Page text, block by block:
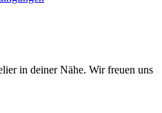
in deiner Nähe. Wir freuen uns